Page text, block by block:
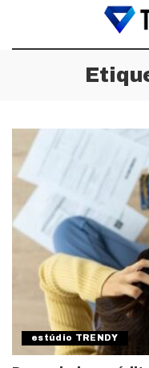
estúdio TRENDY